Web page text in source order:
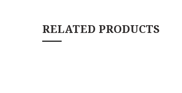
RELATED PRODUCTS